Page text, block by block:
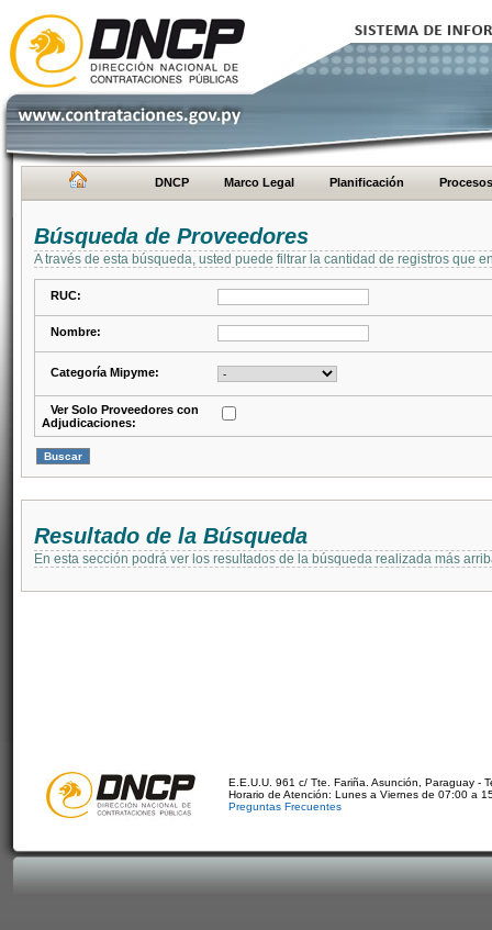
DNCP Marco Legal Planificación Procesos
Búsqueda de Proveedores
A través de esta búsqueda, usted puede filtrar la cantidad de registros que
RUC:
Nombre:
Categoría Mipyme:
Ver Solo Proveedores con
Adjudicaciones:
Resultado de la Búsqueda
En esta sección podrá ver los resultados de la búsqueda realizada más
E.E.U.U. 961 c/ Tte. Fariña. Asunción, Paraguay -
Horario de Atención: Lunes a Viernes de 07:00 a
Preguntas Frecuentes